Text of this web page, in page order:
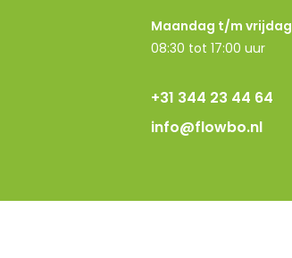
Maandag t/m vrijdag
08:30 tot 17:00 uur
+31 344 23 44 64
info@flowbo.nl